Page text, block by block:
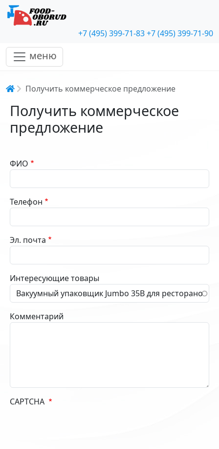
+7 (495) 399-71-83+7 (495) 399-71-90
меню
Строка навигации
Получить коммерческое предложение
Получить коммерческое
предложение
ФИО
Телефон
Эл. почта
Интересующие товары
Комментарий
CAPTCHA